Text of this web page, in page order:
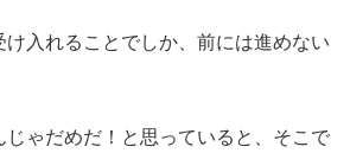
入れることでしか、前には進めない
じゃだめだ！と思っていると、そこで